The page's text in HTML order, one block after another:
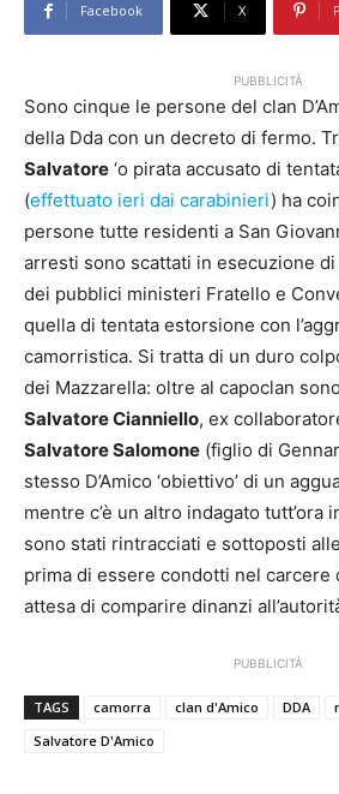
Facebook X
PUBBLICITÀ
Sono cinque le persone del clan
della Dda con un decreto di fermo.
Salvatore ‘o pirata accusato di
(effettuato ieri dai carabinieri) ha
persone tutte residenti a San
arresti sono scattati in esecuzione
dei pubblici ministeri Fratello e
quella di tentata estorsione con
camorristica. Si tratta di un duro
dei Mazzarella: oltre al capoclan
Salvatore Cianniello, ex
Salvatore Salomone (figlio di
stesso D’Amico ‘obiettivo’ di un
mentre c’è un altro indagato tutt’ora
sono stati rintracciati e sottoposti
prima di essere condotti nel carcere
attesa di comparire dinanzi
PUBBLICITÀ
TAGS camorra clan d'Amico DDA
Salvatore D'Amico